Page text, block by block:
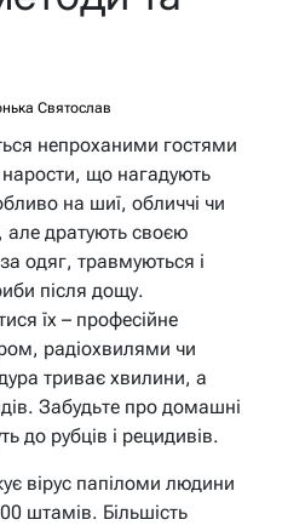
Святослав
непроханими гостями
нарости, що нагадують
на шиї, обличчі чи
але дратують своєю
одяг, травмуються і
після дощу.
їх – професійне
радіохвилями чи
триває хвилини, а
Забудьте про домашні
до рубців і рецидивів.
вірус папіломи людини
штамів. Більшість